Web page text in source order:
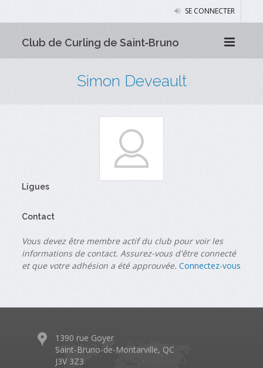
SE CONNECTER
Club de Curling de Saint‑Bruno
Simon Deveault
Ligues
Contact
Vous devez être membre actif du club pour voir les
informations de contact. Assurez-vous d'être connecté
et que votre adhésion a été approuvée. Connectez-vous
1390 rue Goyer
Saint-Bruno-de-Montarville, QC
J3V 3Z3